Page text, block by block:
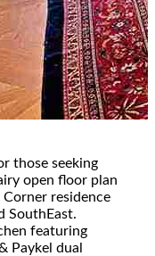
those seeking
open floor plan
residence
SouthEast.
featuring
Paykel dual